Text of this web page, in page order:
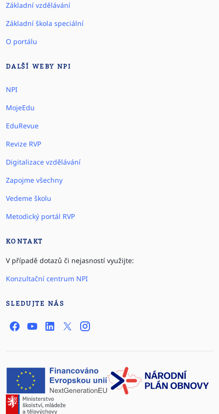
Základní vzdělávání
Základní škola speciální
O portálu
DALŠÍ WEBY NPI
NPI
MojeEdu
EduRevue
Revize RVP
Digitalizace vzdělávání
Zapojme všechny
Vedeme školu
Metodický portál RVP
KONTAKT
V případě dotazů či nejasností využijte:
Konzultační centrum NPI
SLEDUJTE NÁS